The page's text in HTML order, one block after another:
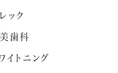
ック
歯科
イトニング